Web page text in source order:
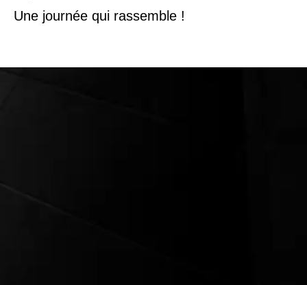
Une journée qui rassemble !